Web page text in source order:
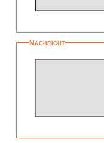
Nachricht